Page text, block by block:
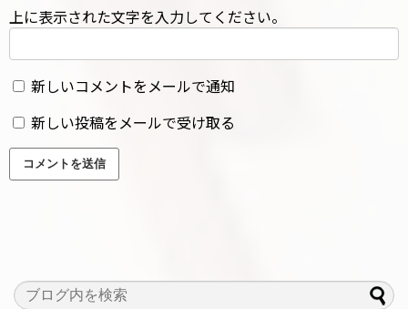
上に表示された文字を入力してください。
新しいコメントをメールで通知
新しい投稿をメールで受け取る